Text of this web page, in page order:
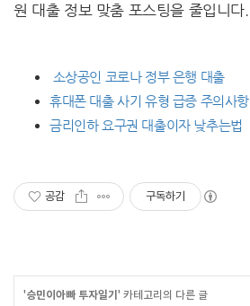
원 대출 정보 맞춤 포스팅을 줄입니다.
소상공인 코로나 정부 은행 대출
휴대폰 대출 사기 유형 급증 주의사항
금리인하 요구권 대출이자 낮추는법
공감 구독하기
'승민이아빠 투자일기 ' 카테고리의 다른 글